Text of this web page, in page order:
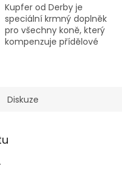
Kupfer od Derby je
speciální krmný doplněk
pro všechny koně, který
kompenzuje přídělové
Diskuze